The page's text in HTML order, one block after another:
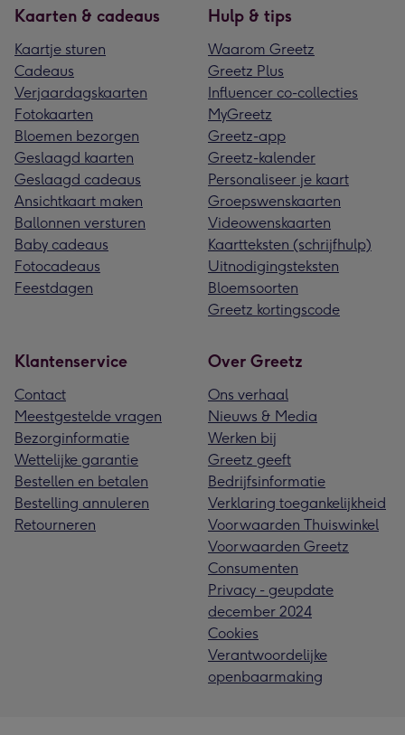
Kaarten & cadeaus
Kaartje sturen
Cadeaus
Verjaardagskaarten
Fotokaarten
Bloemen bezorgen
Geslaagd kaarten
Geslaagd cadeaus
Ansichtkaart maken
Ballonnen versturen
Baby cadeaus
Fotocadeaus
Feestdagen
Hulp & tips
Waarom Greetz
Greetz Plus
Influencer co-collecties
MyGreetz
Greetz-app
Greetz-kalender
Personaliseer je kaart
Groepswenskaarten
Videowenskaarten
Kaartteksten (schrijfhulp)
Uitnodigingsteksten
Bloemsoorten
Greetz kortingscode
Klantenservice
Contact
Meestgestelde vragen
Bezorginformatie
Wettelijke garantie
Bestellen en betalen
Bestelling annuleren
Retourneren
Over Greetz
Ons verhaal
Nieuws & Media
Werken bij
Greetz geeft
Bedrijfsinformatie
Verklaring toegankelijkheid
Voorwaarden Thuiswinkel
Voorwaarden Greetz
Consumenten
Privacy - geupdate
december 2024
Cookies
Verantwoordelijke
openbaarmaking